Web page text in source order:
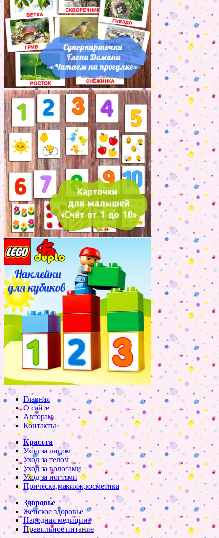
Главная
О сайте
Авторам
Контакты
Красота
Уход за лицом
Уход за телом
Уход за волосами
Уход за ногтями
Прическа,макияж,косметика
Здоровье
Женское здоровье
Народная медицина
Правильное питание